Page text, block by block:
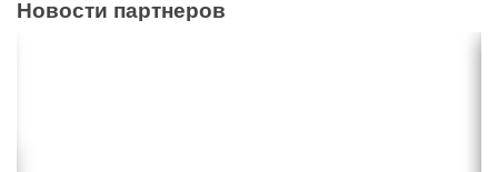
Новости партнеров